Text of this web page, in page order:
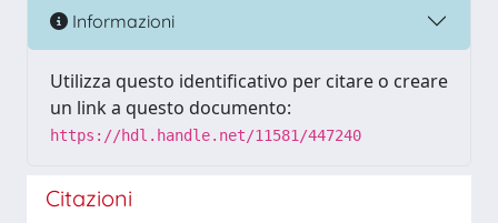
Informazioni
Utilizza questo identificativo per citare o creare
un link a questo documento:
https://hdl.handle.net/11581/447240
Citazioni